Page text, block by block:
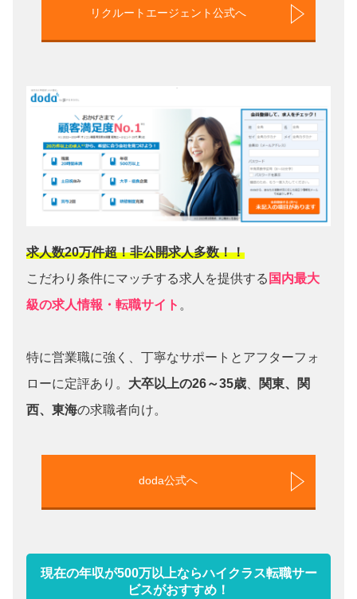
リクルートエージェント公式へ
求人数20万件超！非公開求人多数！！
こだわり条件にマッチする求人を提供する 国内最大
級の求人情報・転職サイト 。
特に営業職に強く、丁寧なサポートとアフターフォ
ローに定評あり。 大卒以上の26～35歳、
関東、関
西、東海の求職者向け。
doda公式へ
現在の年収が500万以上ならハイクラス転職サー
ビスがおすすめ！